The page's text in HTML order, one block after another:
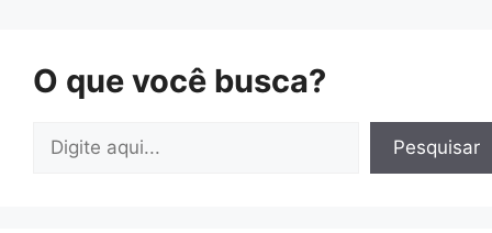
O que você busca?
Pesquisar